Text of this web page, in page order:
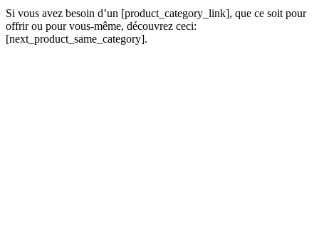
Si vous avez besoin d’un [product_category_link], que ce soit pour
offrir ou pour vous-même, découvrez ceci:
[next_product_same_category].